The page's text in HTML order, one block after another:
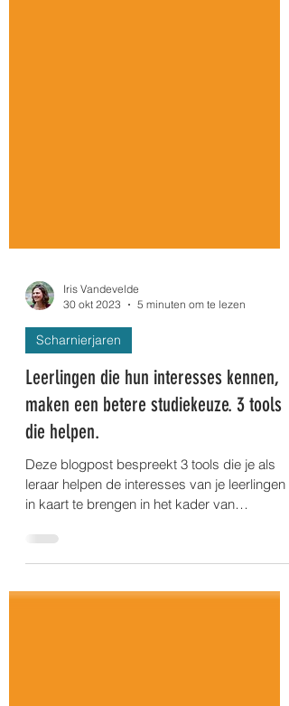
Iris Vandevelde
30 okt 2023
Scharnierjaren
Leerlingen die hun interesses kennen,
maken een betere studiekeuze. 3 tools
die helpen.
Deze blogpost bespreekt 3 tools die je als
in kaart te brengen in het kader van
studiekeuze.